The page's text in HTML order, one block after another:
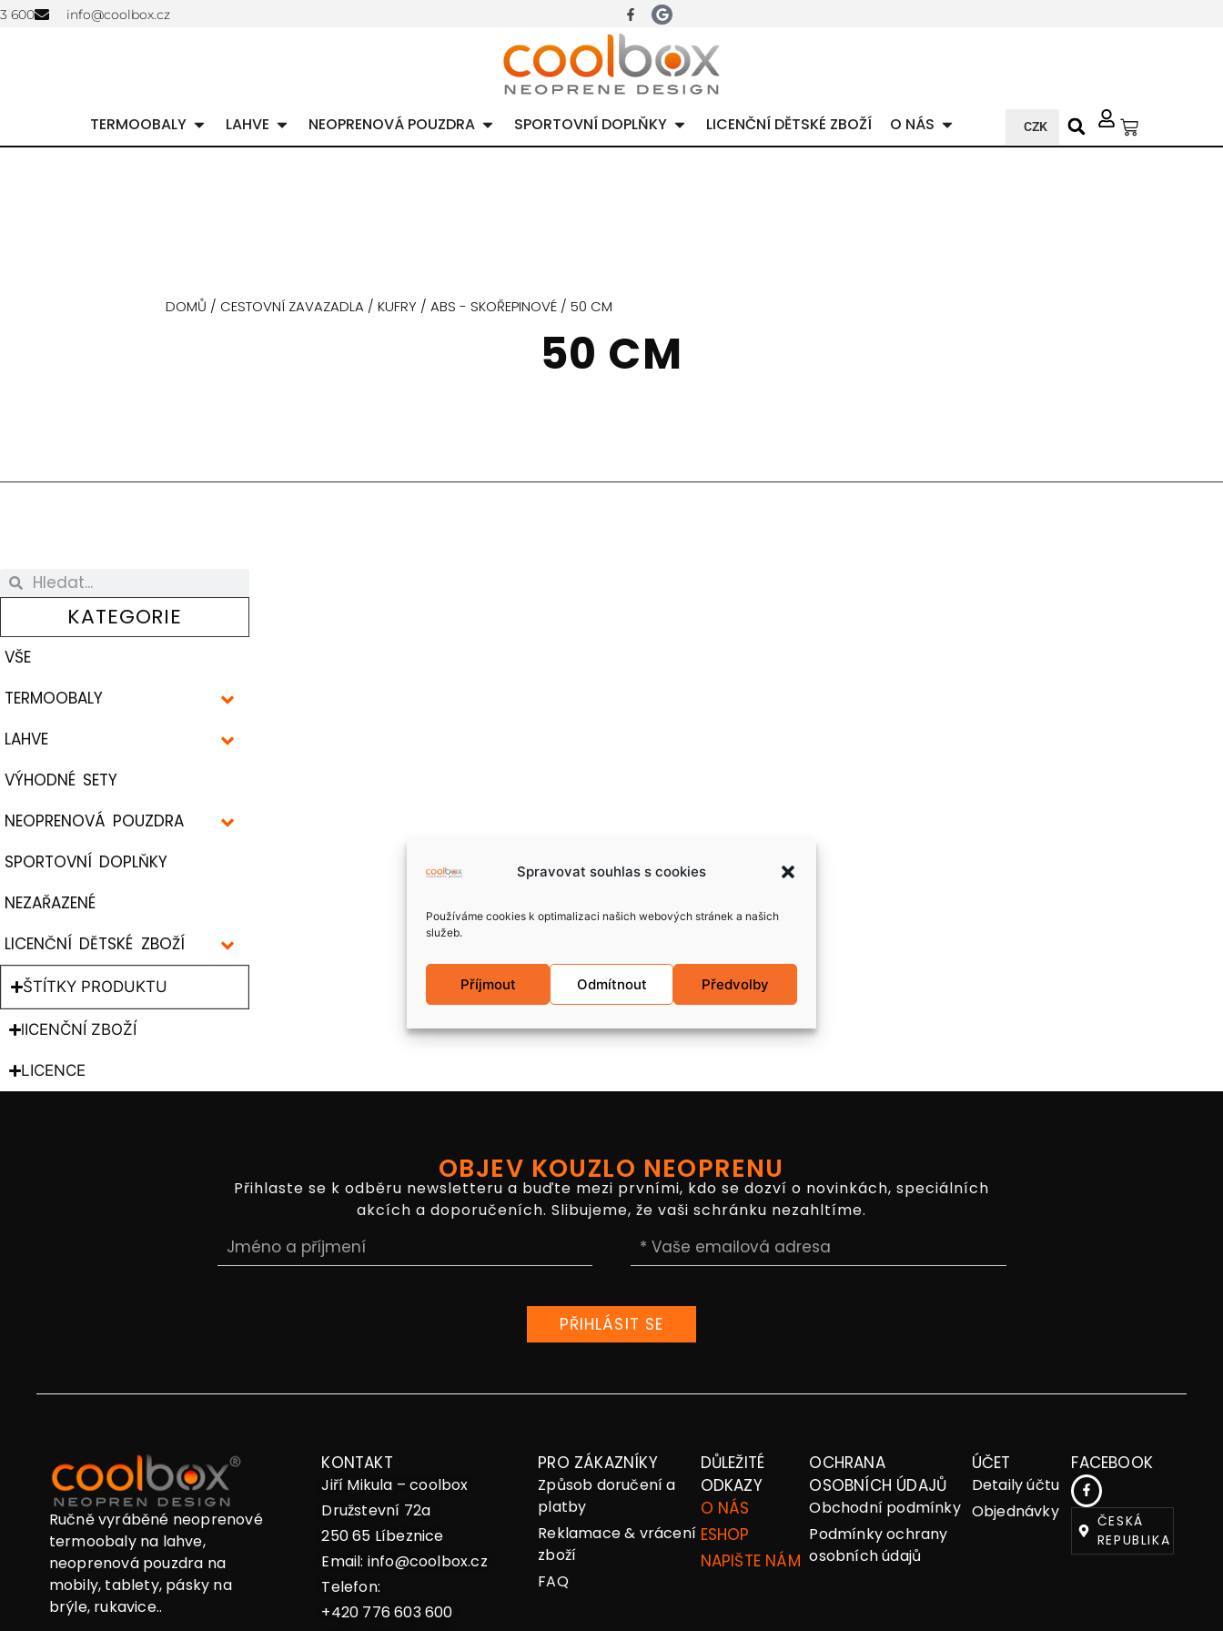
Spravovat souhlas s cookies
Používáme cookies k optimalizaci našich webových stránek a našich
služeb.
Příjmout Odmítnout Předvolby
600 info@coolbox.cz
TERMOOBALY LAHVE NEOPRENOVÁ POUZDRA SPORTOVNÍ DOPLŇKY LICENČNÍ DĚTSKÉ ZBOŽÍ O NÁS CZK
DOMŮ / CESTOVNÍ ZAVAZADLA / KUFRY / ABS - SKOŘEPINOVÉ / 50 CM
50 CM
KATEGORIE
VŠE
TERMOOBALY
LAHVE
VÝHODNÉ SETY
NEOPRENOVÁ POUZDRA
SPORTOVNÍ DOPLŇKY
NEZAŘAZENÉ
LICENČNÍ DĚTSKÉ ZBOŽÍ
ŠTÍTKY PRODUKTU
lICENČNÍ ZBOŽÍ
LICENCE
OBJEV KOUZLO NEOPRENU
Přihlaste se k odběru newsletteru a buďte mezi prvními, kdo se dozví o novinkách, speciálních
akcích a doporučeních. Slibujeme, že vaši schránku nezahltíme.
PŘIHLÁSIT SE
Ručně vyráběné neoprenové
termoobaly na lahve,
neoprenová pouzdra na
mobily, tablety, pásky na
brýle, rukavice..
KONTAKT
Jiří Mikula – coolbox
Družstevní 72a
250 65 Líbeznice
Email: info@coolbox.cz
Telefon:
+420 776 603 600
PRO ZÁKAZNÍKY
Způsob doručení a
platby
Reklamace & vrácení
zboží
FAQ
DŮLEŽITÉ
ODKAZY
O NÁS
ESHOP
NAPIŠTE NÁM
OCHRANA
OSOBNÍCH ÚDAJŮ
Obchodní podmínky
Podmínky ochrany
osobních údajů
ÚČET
Detaily účtu
Objednávky
FACEBOOK
ČESKÁ
REPUBLIKA